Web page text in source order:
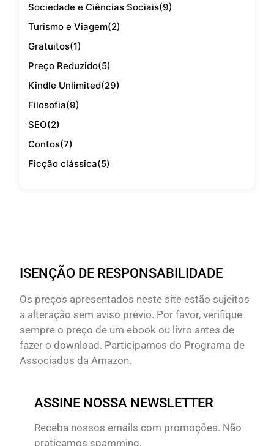
Sociedade e Ciências Sociais(9)
Turismo e Viagem(2)
Gratuitos(1)
Preço Reduzido(5)
Kindle Unlimited(29)
Filosofia(9)
SEO(2)
Contos(7)
Ficção clássica(5)
ISENÇÃO DE RESPONSABILIDADE
Os preços apresentados neste site estão sujeitos
a alteração sem aviso prévio. Por favor, verifique
sempre o preço de um ebook ou livro antes de
fazer o download. Participamos do Programa de
Associados da Amazon.
ASSINE NOSSA NEWSLETTER
Receba nossos emails com promoções. Não
praticamos spamming.